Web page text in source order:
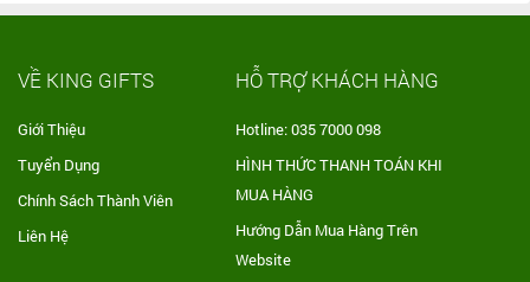
VỀ KING GIFTS
Giới Thiệu
Tuyển Dụng
Chính Sách Thành Viên
Liên Hệ
HỖ TRỢ KHÁCH HÀNG
Hotline: 035 7000 098
HÌNH THỨC THANH TOÁN KHI
MUA HÀNG
Hướng Dẫn Mua Hàng Trên
Website